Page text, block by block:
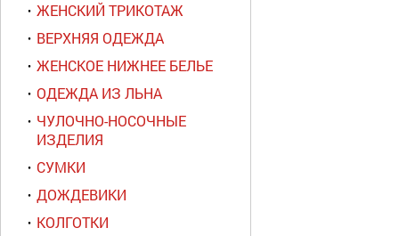
ЖЕНСКИЙ ТРИКОТАЖ
ВЕРХНЯЯ ОДЕЖДА
ЖЕНСКОЕ НИЖНЕЕ БЕЛЬЕ
ОДЕЖДА ИЗ ЛЬНА
ЧУЛОЧНО-НОСОЧНЫЕ
ИЗДЕЛИЯ
СУМКИ
ДОЖДЕВИКИ
КОЛГОТКИ